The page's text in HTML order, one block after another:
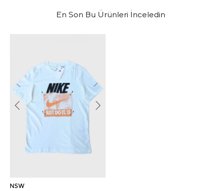
En Son Bu Ürünleri İnceledin
NSW